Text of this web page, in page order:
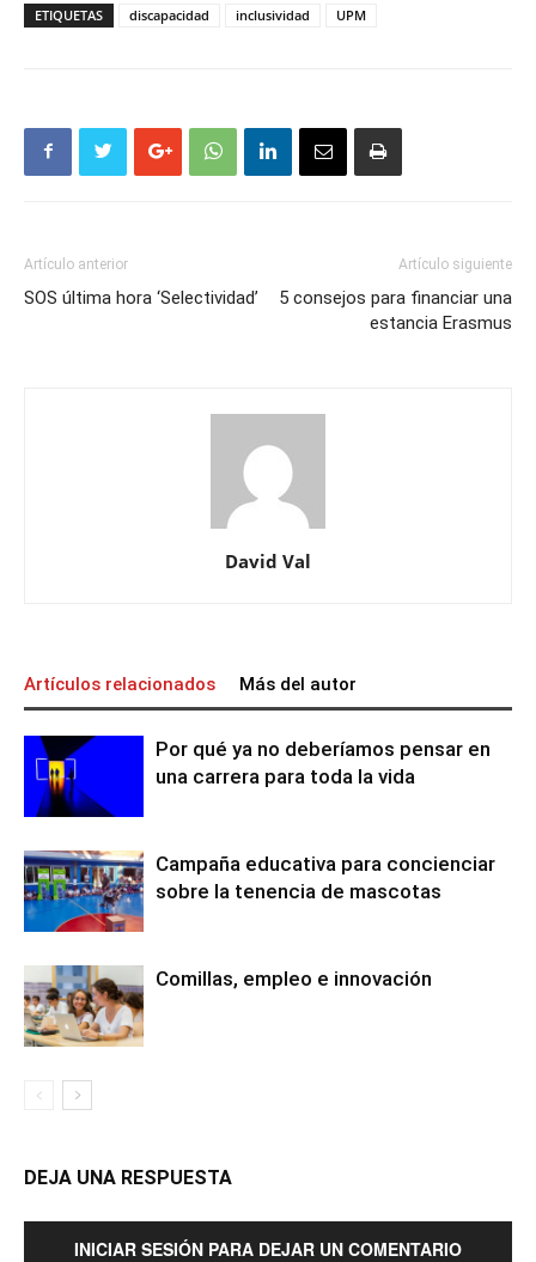
ETIQUETAS discapacidad inclusividad UPM
Artículo anterior
SOS última hora ‘Selectividad’
Artículo siguiente
5 consejos para financiar una
estancia Erasmus
David Val
Artículos relacionados Más del autor
Por qué ya no deberíamos pensar en
una carrera para toda la vida
Campaña educativa para concienciar
sobre la tenencia de mascotas
Comillas, empleo e innovación
DEJA UNA RESPUESTA
INICIAR SESIÓN PARA DEJAR UN COMENTARIO